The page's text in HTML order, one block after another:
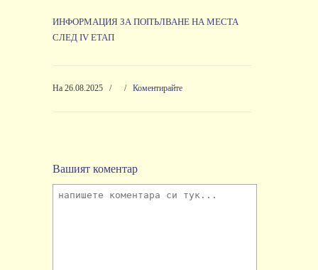
ИНФОРМАЦИЯ ЗА ПОПЪЛВАНЕ НА МЕСТА
СЛЕД IV ЕТАП
На 26.08.2025 / / Коментирайте
Вашият коментар